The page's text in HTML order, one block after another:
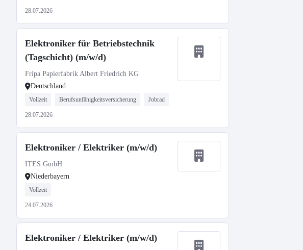
28.07.2026
Elektroniker für Betriebstechnik
(Tagschicht) (m/w/d)
Fripa Papierfabrik Albert Friedrich KG
Deutschland
Vollzeit Berufsunfähigkeitsversicherung Jobrad
28.07.2026
Elektroniker / Elektriker (m/w/d)
ITES GmbH
Niederbayern
Vollzeit
24.07.2026
Elektroniker / Elektriker (m/w/d)